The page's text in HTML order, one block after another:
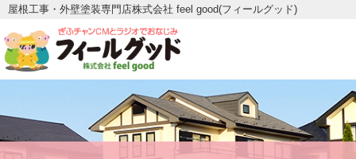
屋根工事・外壁塗装専門店株式会社 feel good(フィールグッド)